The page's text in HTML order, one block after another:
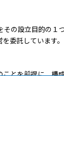
の設立目的の１
委託しています。
とを前提に、構
の理由によりこの
同意されたものと
ＲＬにアクセス